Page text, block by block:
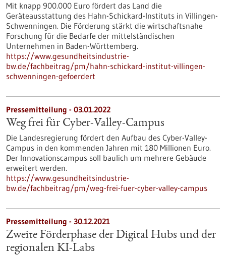
Mit knapp 900.000 Euro fördert das Land die
Geräteausstattung des Hahn-Schickard-Instituts in Villingen-
Schwenningen. Die Förderung stärkt die wirtschaftsnahe
Forschung für die Bedarfe der mittelständischen
Unternehmen in Baden-Württemberg.
https://www.gesundheitsindustrie-
bw.de/fachbeitrag/pm/hahn-schickard-institut-villingen-
schwenningen-gefoerdert
Pressemitteilung - 03.01.2022
Weg frei für Cyber-Valley-Campus
Die Landesregierung fördert den Aufbau des Cyber-Valley-
Campus in den kommenden Jahren mit 180 Millionen Euro.
Der Innovationscampus soll baulich um mehrere Gebäude
erweitert werden.
https://www.gesundheitsindustrie-
bw.de/fachbeitrag/pm/weg-frei-fuer-cyber-valley-campus
Pressemitteilung - 30.12.2021
Zweite Förderphase der Digital Hubs und der
regionalen KI-Labs